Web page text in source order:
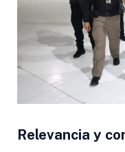
Relevancia y